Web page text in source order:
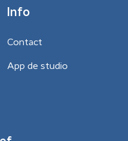
Info
Contact
App de studio